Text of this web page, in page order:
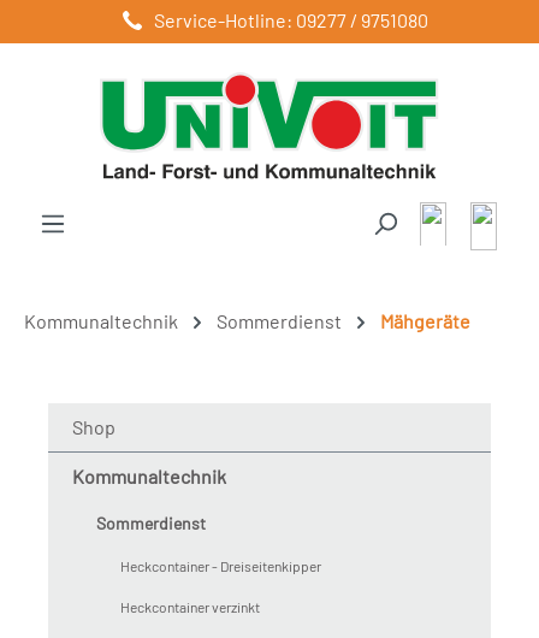
Zum Hauptinhalt springenService-Hotline: 09277 / 9751080
Kommunaltechnik Sommerdienst Mähgeräte
Shop
Kommunaltechnik
Sommerdienst
Heckcontainer - Dreiseitenkipper
Heckcontainer verzinkt